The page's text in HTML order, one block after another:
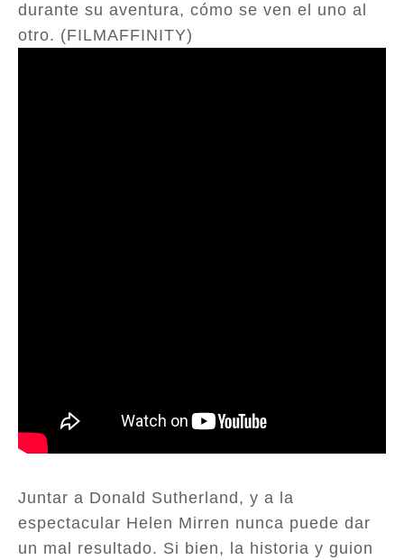
durante su aventura, cómo se ven el uno al
otro. (FILMAFFINITY)
Juntar a Donald Sutherland, y a la
espectacular Helen Mirren nunca puede dar
un mal resultado. Si bien, la historia y guion